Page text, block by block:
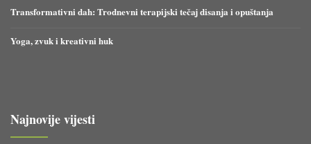
Transformativni dah: Trodnevni terapijski tečaj disanja i opuštanja
Yoga, zvuk i kreativni huk
Najnovije vijesti